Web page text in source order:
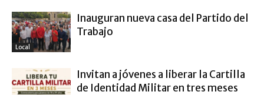
Local
Inauguran nueva casa del Partido del
Trabajo
Invitan a jóvenes a liberar la Cartilla
de Identidad Militar en tres meses